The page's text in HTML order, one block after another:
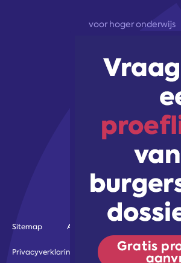
voor hoger onderwijs
marketingoplossingen
trainingen & workshops
Volg ons!
Sitemap Algemene voorwaarden
Privacyverklaring